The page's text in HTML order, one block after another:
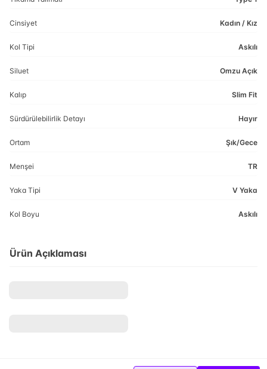
Cinsiyet Kadın / Kız
Kol Tipi Askılı
Siluet Omzu Açık
Kalıp Slim Fit
Sürdürülebilirlik Detayı Hayır
Ortam Şık/Gece
Menşei TR
Yaka Tipi V Yaka
Kol Boyu Askılı
Ürün Açıklaması